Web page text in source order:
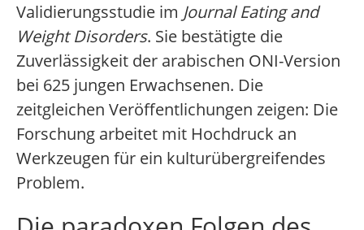
Validierungsstudie im Journal Eating and
Weight Disorders. Sie bestätigte die
Zuverlässigkeit der arabischen ONI-Version
bei 625 jungen Erwachsenen. Die
zeitgleichen Veröffentlichungen zeigen: Die
Forschung arbeitet mit Hochdruck an
Werkzeugen für ein kulturübergreifendes
Problem.